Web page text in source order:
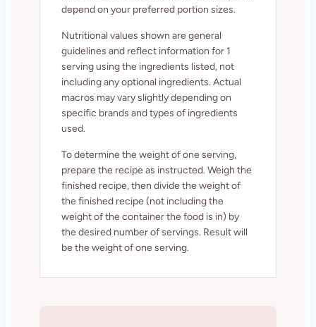
depend on your preferred portion sizes.
Nutritional values shown are general
guidelines and reflect information for 1
serving using the ingredients listed, not
including any optional ingredients. Actual
macros may vary slightly depending on
specific brands and types of ingredients
used.
To determine the weight of one serving,
prepare the recipe as instructed. Weigh the
finished recipe, then divide the weight of
the finished recipe (not including the
weight of the container the food is in) by
the desired number of servings. Result will
be the weight of one serving.